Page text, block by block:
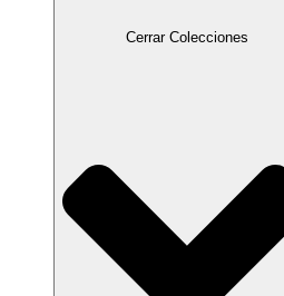
Cerrar Colecciones